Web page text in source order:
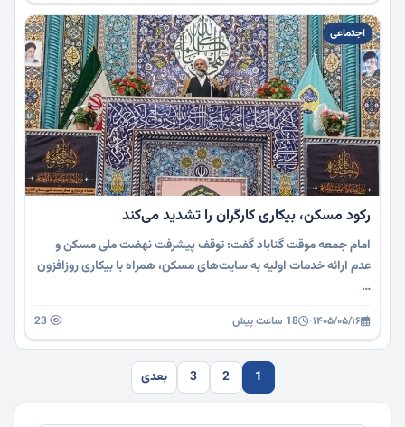
اجتماعی
رکود مسکن، بیکاری کارگران را تشدید می‌کند
امام جمعه موقت گناباد گفت: توقف پیشرفت نهضت ملی مسکن و
عدم ارائه خدمات اولیه به سایت‌های مسکن، همراه با بیکاری روزافزون
…
۱۴۰۵/۰۵/۱۶· 18 ساعت پیش
1
2
3 بعدی